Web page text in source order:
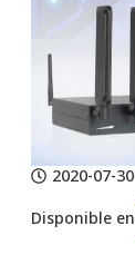
2020-07-30
Disponible